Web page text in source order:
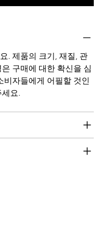
. 제품의 크기, 재질, 관
구매에 대한 확신을 심
비자들에게 어필할 것인
세요.